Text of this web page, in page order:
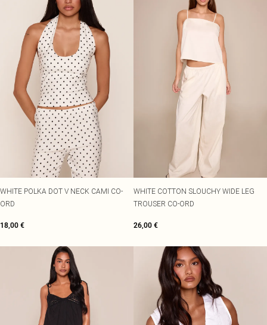
WHITE POLKA DOT V NECK CAMI CO-
ORD
18,00 €
WHITE COTTON SLOUCHY WIDE LEG
TROUSER CO-ORD
26,00 €